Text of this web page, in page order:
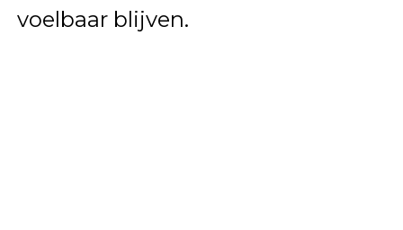
voelbaar blijven.